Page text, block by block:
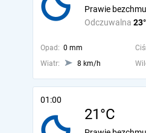
Odczuwalna
Prawie
Opad: 0 mm
Wiatr:
8 km/h
01:00
21°C